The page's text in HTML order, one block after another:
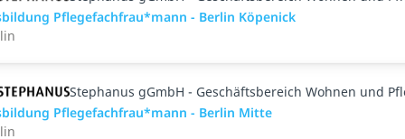
Pflegefachfrau*mann - Berlin Köpenick
Stephanus gGmbH - Geschäftsbereich Wohnen und
Pflegefachfrau*mann - Berlin Mitte